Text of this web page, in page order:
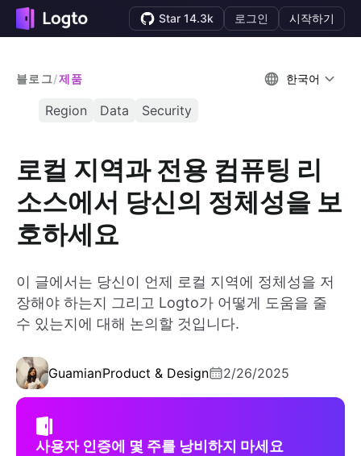
Star 14.3k 로그인 시작하기
블로그/제품 한국어
Region Data Security
로컬 지역과 전용 컴퓨팅 리
소스에서 당신의 정체성을 보
호하세요
이 글에서는 당신이 언제 로컬 지역에 정체성을 저
장해야 하는지 그리고 Logto가 어떻게 도움을 줄
수 있는지에 대해 논의할 것입니다.
GuamianProduct & Design 2/26/2025
사용자 인증에 몇 주를 낭비하지 마세요